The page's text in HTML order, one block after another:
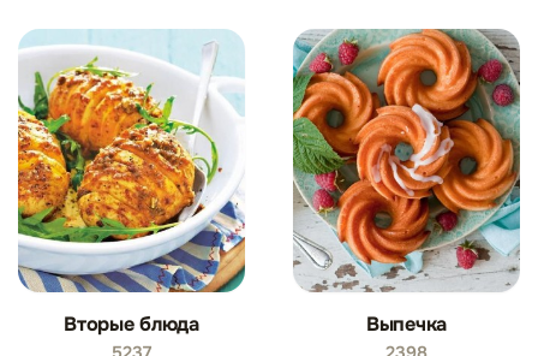
Вторые блюда Выпечка